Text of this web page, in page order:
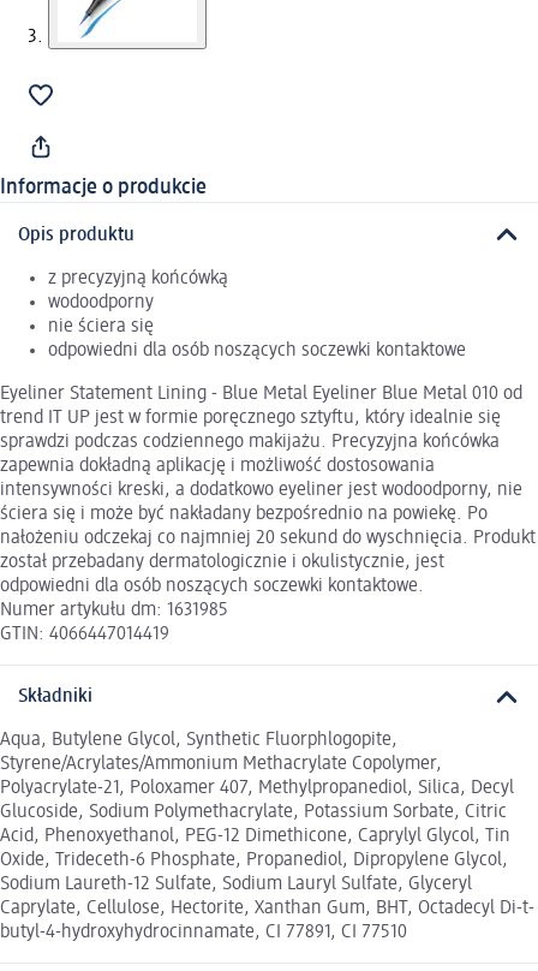
Informacje o produkcie
Opis produktu
z precyzyjną końcówką
wodoodporny
nie ściera się
odpowiedni dla osób noszących soczewki kontaktowe
Eyeliner Statement Lining - Blue Metal Eyeliner Blue Metal 010 od
trend IT UP jest w formie poręcznego sztyftu, który idealnie się
sprawdzi podczas codziennego makijażu. Precyzyjna końcówka
zapewnia dokładną aplikację i możliwość dostosowania
intensywności kreski, a dodatkowo eyeliner jest wodoodporny, nie
ściera się i może być nakładany bezpośrednio na powiekę. Po
nałożeniu odczekaj co najmniej 20 sekund do wyschnięcia. Produkt
został przebadany dermatologicznie i okulistycznie, jest
odpowiedni dla osób noszących soczewki kontaktowe.
Numer artykułu dm: 1631985
GTIN: 4066447014419
Składniki
Aqua, Butylene Glycol, Synthetic Fluorphlogopite,
Styrene/Acrylates/Ammonium Methacrylate Copolymer,
Polyacrylate-21, Poloxamer 407, Methylpropanediol, Silica, Decyl
Glucoside, Sodium Polymethacrylate, Potassium Sorbate, Citric
Acid, Phenoxyethanol, PEG-12 Dimethicone, Caprylyl Glycol, Tin
Oxide, Trideceth-6 Phosphate, Propanediol, Dipropylene Glycol,
Sodium Laureth-12 Sulfate, Sodium Lauryl Sulfate, Glyceryl
Caprylate, Cellulose, Hectorite, Xanthan Gum, BHT, Octadecyl Di-t-
butyl-4-hydroxyhydrocinnamate, CI 77891, CI 77510